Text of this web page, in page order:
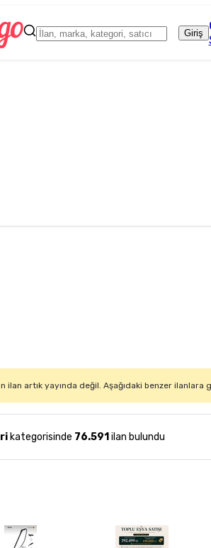
Giriş
ilan artık yayında değil. Aşağıdaki benzer ilanlara
kategorisinde 76.591 ilan bulundu